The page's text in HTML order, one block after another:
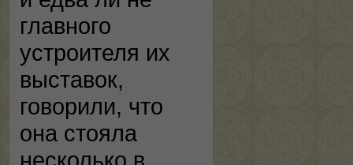
главного
устроителя их
выставок,
говорили, что
она стояла